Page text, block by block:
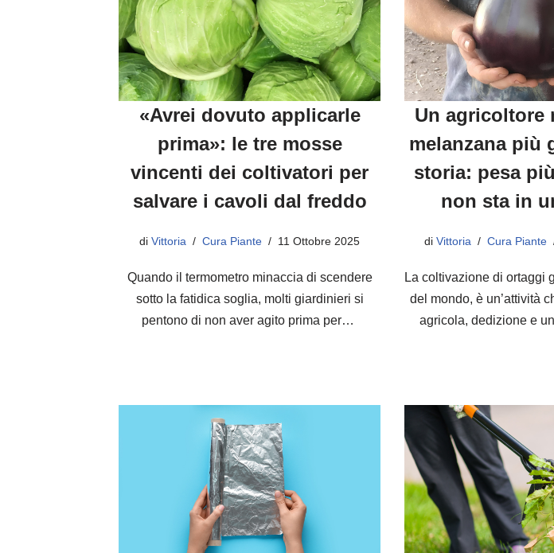
«Avrei dovuto applicarle
prima»: le tre mosse
vincenti dei coltivatori per
salvare i cavoli dal freddo
diVittoria Cura Piante 11 Ottobre 2025
Quando il termometro minaccia di scendere
sotto la fatidica soglia, molti giardinieri si
pentono di non aver agito prima per…
Un agricoltore
melanzana più
storia: pesa
non sta in
diVittoria Cura Piante
La coltivazione di ortaggi
del mondo, è un’attività
agricola, dedizione e